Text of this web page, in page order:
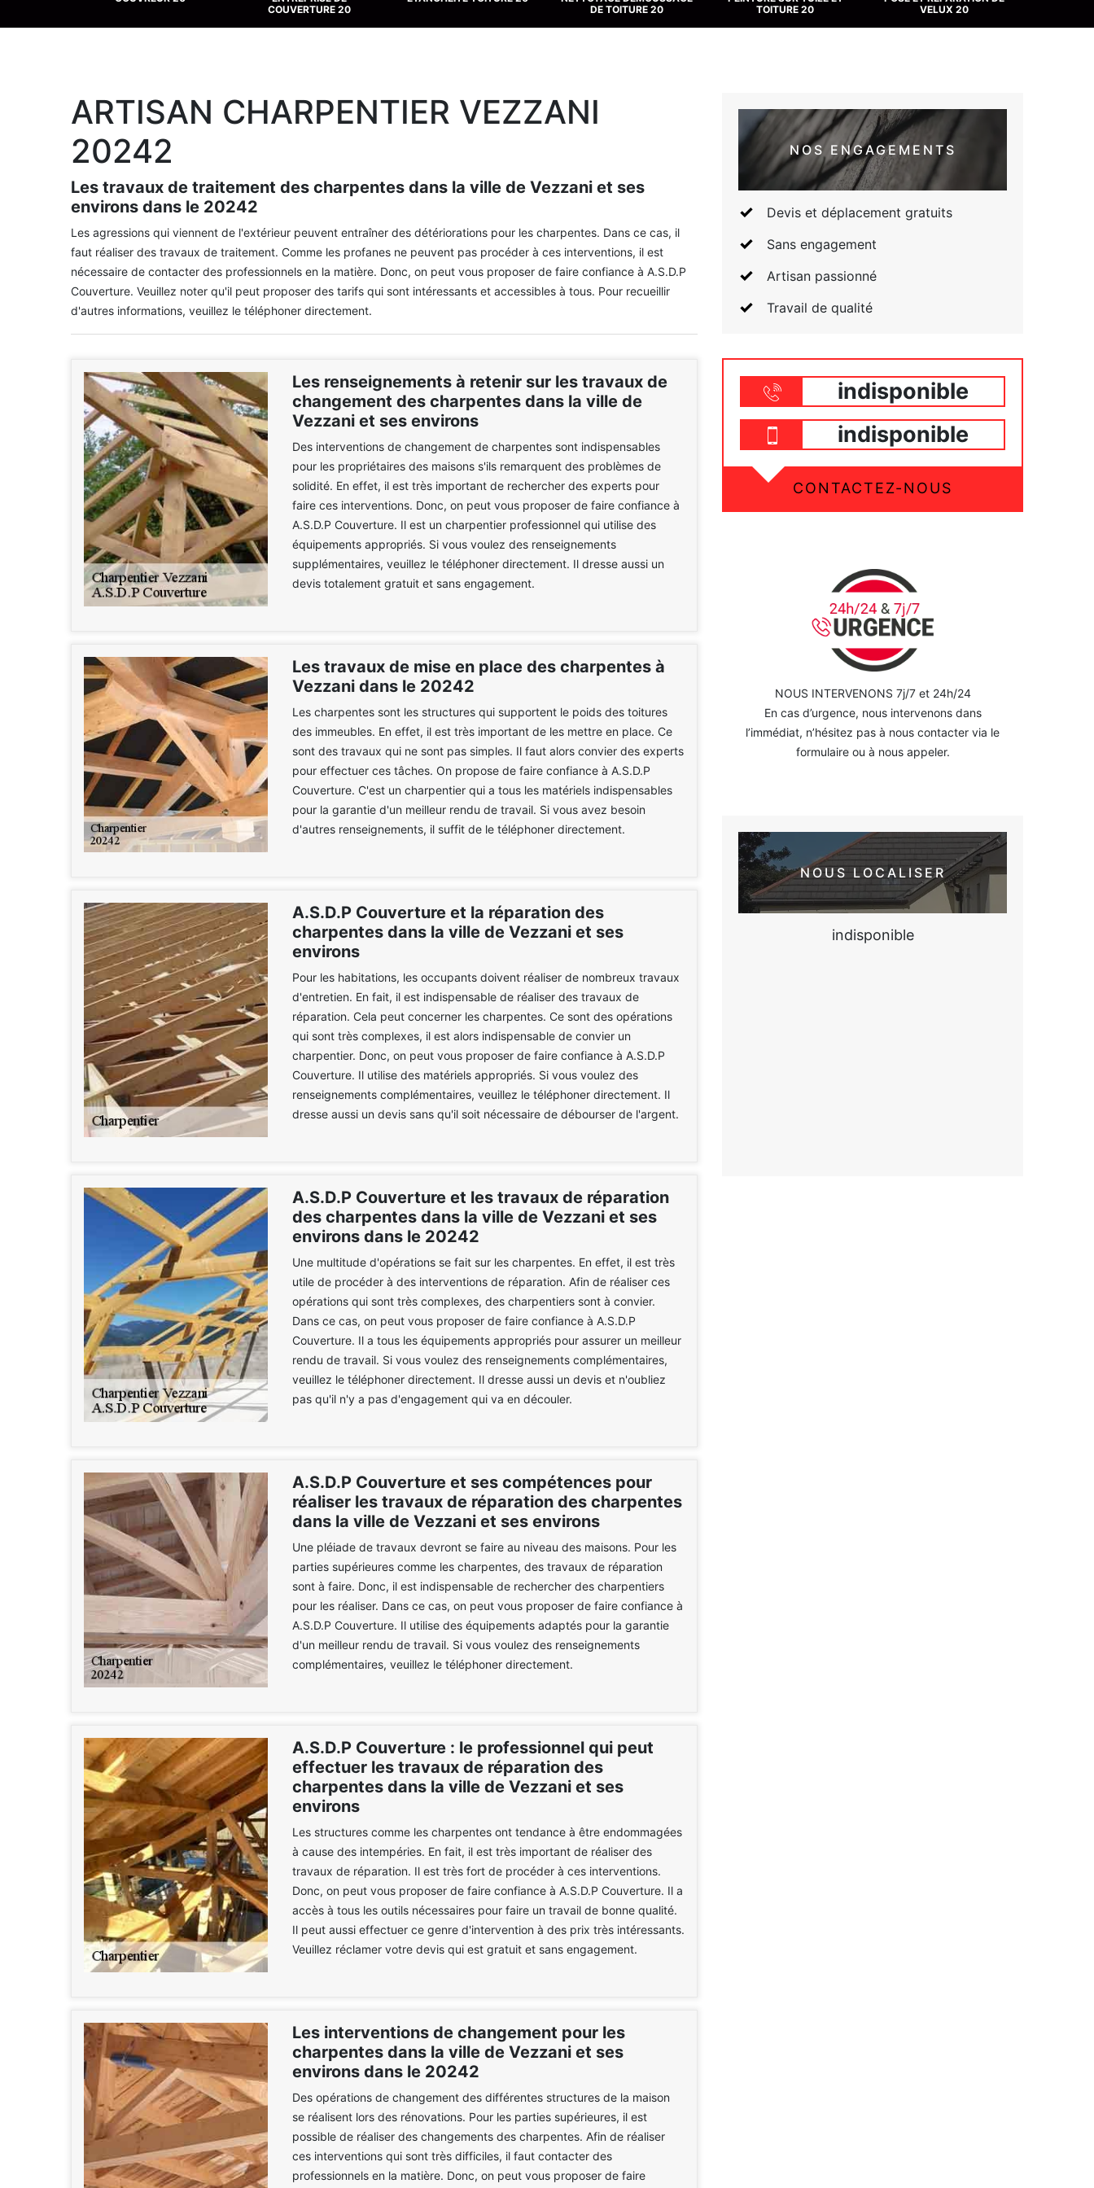
COUVERTURE 20
DE TOITURE 20
TOITURE 20
VELUX 20
ARTISAN CHARPENTIER VEZZANI
20242
Les travaux de traitement des charpentes dans la ville de Vezzani et ses
environs dans le 20242
Les agressions qui viennent de l'extérieur peuvent entraîner des détériorations pour les charpentes. Dans ce cas, il
faut réaliser des travaux de traitement. Comme les profanes ne peuvent pas procéder à ces interventions, il est
nécessaire de contacter des professionnels en la matière. Donc, on peut vous proposer de faire confiance à A.S.D.P
Couverture. Veuillez noter qu'il peut proposer des tarifs qui sont intéressants et accessibles à tous. Pour recueillir
d'autres informations, veuillez le téléphoner directement.
Les renseignements à retenir sur les travaux de
changement des charpentes dans la ville de
Vezzani et ses environs
Des interventions de changement de charpentes sont indispensables
pour les propriétaires des maisons s'ils remarquent des problèmes de
solidité. En effet, il est très important de rechercher des experts pour
faire ces interventions. Donc, on peut vous proposer de faire confiance à
A.S.D.P Couverture. Il est un charpentier professionnel qui utilise des
équipements appropriés. Si vous voulez des renseignements
supplémentaires, veuillez le téléphoner directement. Il dresse aussi un
devis totalement gratuit et sans engagement.
Les travaux de mise en place des charpentes à
Vezzani dans le 20242
Les charpentes sont les structures qui supportent le poids des toitures
des immeubles. En effet, il est très important de les mettre en place. Ce
sont des travaux qui ne sont pas simples. Il faut alors convier des experts
pour effectuer ces tâches. On propose de faire confiance à A.S.D.P
Couverture. C'est un charpentier qui a tous les matériels indispensables
pour la garantie d'un meilleur rendu de travail. Si vous avez besoin
d'autres renseignements, il suffit de le téléphoner directement.
A.S.D.P Couverture et la réparation des
charpentes dans la ville de Vezzani et ses
environs
Pour les habitations, les occupants doivent réaliser de nombreux travaux
d'entretien. En fait, il est indispensable de réaliser des travaux de
réparation. Cela peut concerner les charpentes. Ce sont des opérations
qui sont très complexes, il est alors indispensable de convier un
charpentier. Donc, on peut vous proposer de faire confiance à A.S.D.P
Couverture. Il utilise des matériels appropriés. Si vous voulez des
renseignements complémentaires, veuillez le téléphoner directement. Il
dresse aussi un devis sans qu'il soit nécessaire de débourser de l'argent.
A.S.D.P Couverture et les travaux de réparation
des charpentes dans la ville de Vezzani et ses
environs dans le 20242
Une multitude d'opérations se fait sur les charpentes. En effet, il est très
utile de procéder à des interventions de réparation. Afin de réaliser ces
opérations qui sont très complexes, des charpentiers sont à convier.
Dans ce cas, on peut vous proposer de faire confiance à A.S.D.P
Couverture. Il a tous les équipements appropriés pour assurer un meilleur
rendu de travail. Si vous voulez des renseignements complémentaires,
veuillez le téléphoner directement. Il dresse aussi un devis et n'oubliez
pas qu'il n'y a pas d'engagement qui va en découler.
A.S.D.P Couverture et ses compétences pour
réaliser les travaux de réparation des charpentes
dans la ville de Vezzani et ses environs
Une pléiade de travaux devront se faire au niveau des maisons. Pour les
parties supérieures comme les charpentes, des travaux de réparation
sont à faire. Donc, il est indispensable de rechercher des charpentiers
pour les réaliser. Dans ce cas, on peut vous proposer de faire confiance à
A.S.D.P Couverture. Il utilise des équipements adaptés pour la garantie
d'un meilleur rendu de travail. Si vous voulez des renseignements
complémentaires, veuillez le téléphoner directement.
A.S.D.P Couverture : le professionnel qui peut
effectuer les travaux de réparation des
charpentes dans la ville de Vezzani et ses
environs
Les structures comme les charpentes ont tendance à être endommagées
à cause des intempéries. En fait, il est très important de réaliser des
travaux de réparation. Il est très fort de procéder à ces interventions.
Donc, on peut vous proposer de faire confiance à A.S.D.P Couverture. Il a
accès à tous les outils nécessaires pour faire un travail de bonne qualité.
Il peut aussi effectuer ce genre d'intervention à des prix très intéressants.
Veuillez réclamer votre devis qui est gratuit et sans engagement.
Les interventions de changement pour les
charpentes dans la ville de Vezzani et ses
environs dans le 20242
Des opérations de changement des différentes structures de la maison
se réalisent lors des rénovations. Pour les parties supérieures, il est
possible de réaliser des changements des charpentes. Afin de réaliser
ces interventions qui sont très difficiles, il faut contacter des
professionnels en la matière. Donc, on peut vous proposer de faire
NOS ENGAGEMENTS
Devis et déplacement gratuits
Sans engagement
Artisan passionné
Travail de qualité
indisponible
indisponible
CONTACTEZ-NOUS
NOUS INTERVENONS 7j/7 et 24h/24
En cas d’urgence, nous intervenons dans
l’immédiat, n’hésitez pas à nous contacter via le
formulaire ou à nous appeler.
NOUS LOCALISER
indisponible